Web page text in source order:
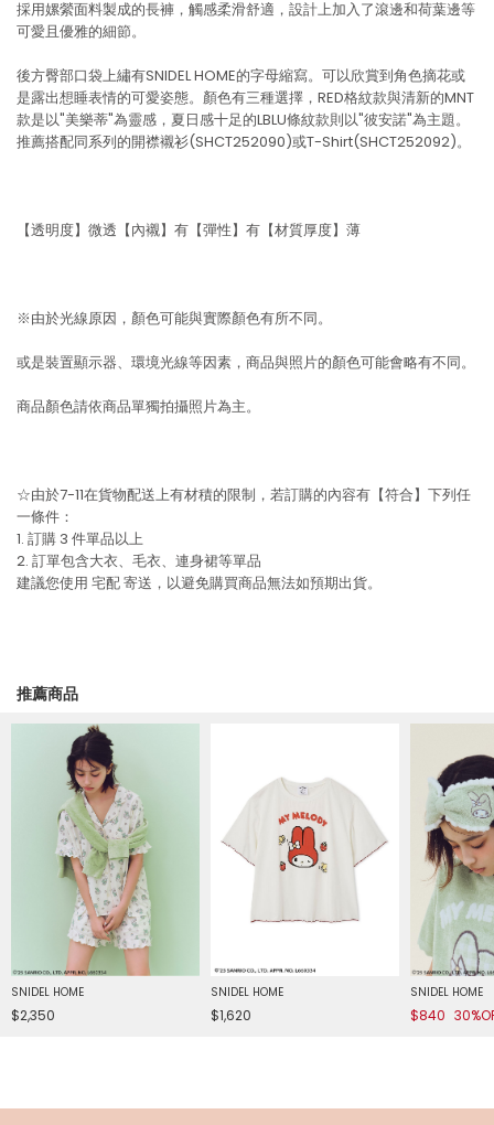
採用嫘縈面料製成的長褲，觸感柔滑舒適，設計上加入了滾邊和荷葉邊等
可愛且優雅的細節。
後方臀部口袋上繡有SNIDEL HOME的字母縮寫。可以欣賞到角色摘花或
是露出想睡表情的可愛姿態。顏色有三種選擇，RED格紋款與清新的MNT
款是以"美樂蒂"為靈感，夏日感十足的LBLU條紋款則以"彼安諾"為主題。
推薦搭配同系列的開襟襯衫(SHCT252090)或T-Shirt(SHCT252092)。
【透明度】微透【內襯】有【彈性】有【材質厚度】薄
※由於光線原因，顏色可能與實際顏色有所不同。
或是裝置顯示器、環境光線等因素，商品與照片的顏色可能會略有不同。
商品顏色請依商品單獨拍攝照片為主。
☆由於7-11在貨物配送上有材積的限制，若訂購的內容有【符合】下列任
一條件：
1. 訂購 3 件單品以上
2. 訂單包含大衣、毛衣、連身裙等單品
建議您使用 宅配寄送，以避免購買商品無法如預期出貨。
推薦商品
SNIDEL HOME
$2,350
SNIDEL HOME
$1,620
SNIDEL HOME
$840